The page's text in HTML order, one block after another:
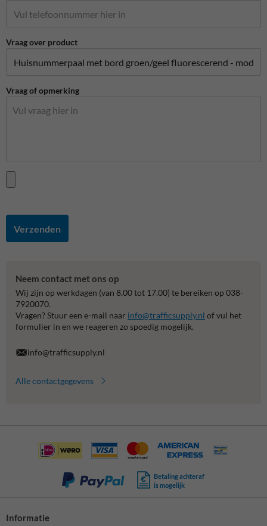
Vraag over product
Vraag of opmerking
Verzenden
Neem contact met ons op
Wij zijn op werkdagen (van 8.00 tot 17.00) te bereiken op 038-
7920070.
Vragen? Stuur een e-mail naar info@trafficsupply.nl of vul het
formulier in en we reageren zo spoedig mogelijk.
info@trafficsupply.nl
Alle contactgegevens
Betaling achteraf
is mogelijk
Informatie